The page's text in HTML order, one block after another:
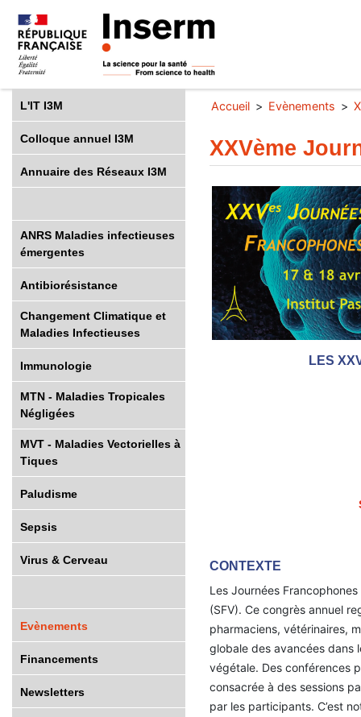
L'IT I3M
Colloque annuel I3M
Annuaire des Réseaux I3M
ANRS Maladies infectieuses
émergentes
Antibiorésistance
Changement Climatique et
Maladies Infectieuses
Immunologie
MTN - Maladies Tropicales
Négligées
MVT - Maladies Vectorielles à
Tiques
Paludisme
Sepsis
Virus & Cerveau
Evènements
Financements
Newsletters
Accueil Evènements
XXVème
LES
CONTEXTE
Les Journées
(SFV). Ce congrès annuel
pharmaciens, vétérinaires,
globale des avancées dans
végétale. Des conférences
consacrée à des sessions
par les participants. C’est